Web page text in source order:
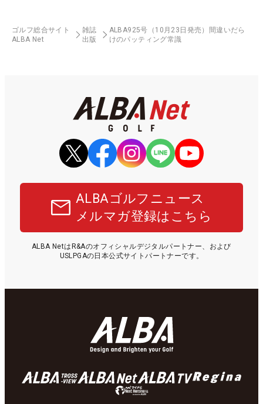
ゴルフ総合サイト
ALBA Net
雑誌
出版
ALBA925号（10月23日発売）間違いだら
けのパッティング常識
ALBAゴルフニュース
メルマガ登録はこちら
ALBA NetはR&Aのオフィシャルデジタルパートナー、および
USLPGAの日本公式サイトパートナーです。